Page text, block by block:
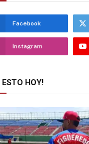
Facebook
Instagram
ESTO HOY!